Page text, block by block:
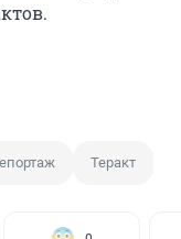
Теракт